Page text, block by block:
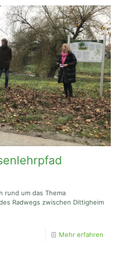
rund um das Thema
Radwegs zwischen Dittigheim
Mehr erfahren